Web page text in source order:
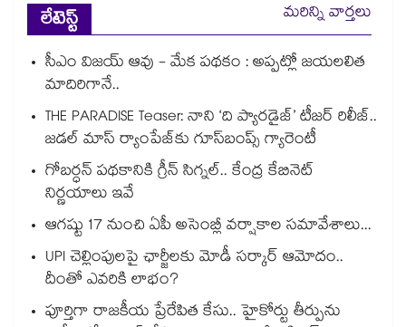
లేటెస్ట్
మరిన్ని వార్తలు
సీఎం విజయ్ ఆవు - మేక పథకం : అప్పట్లో జయలలిత
మాదిరిగానే..
THE PARADISE Teaser: నాని ‘ది ప్యారడైజ్‌‌’ టీజర్ రిలీజ్..
జడల్ మాస్ ర్యాంపేజ్‌కు గూస్‌బంప్స్ గ్యారెంటీ
గోబర్ధన్ పథకానికి గ్రీన్ సిగ్నల్.. కేంద్ర కేబినెట్
నిర్ణయాలు ఇవే
ఆగష్టు 17 నుంచి ఏపీ అసెంబ్లీ వర్షాకాల సమావేశాలు...
UPI చెల్లింపులపై ఛార్జీలకు మోడీ సర్కార్ ఆమోదం..
దీంతో ఎవరికి లాభం?
పూర్తిగా రాజకీయ ప్రేరేపిత కేసు.. హైకోర్టు తీర్పును